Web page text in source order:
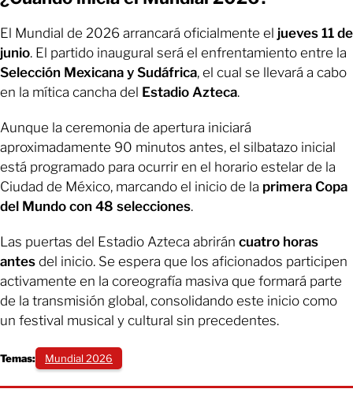
El Mundial de 2026 arrancará oficialmente el jueves 11 de
junio. El partido inaugural será el enfrentamiento entre la
Selección Mexicana y Sudáfrica, el cual se llevará a cabo
en la mítica cancha del Estadio Azteca.
Aunque la ceremonia de apertura iniciará
aproximadamente 90 minutos antes, el silbatazo inicial
está programado para ocurrir en el horario estelar de la
Ciudad de México, marcando el inicio de la primera Copa
del Mundo con 48 selecciones.
Las puertas del Estadio Azteca abrirán cuatro horas
antes del inicio. Se espera que los aficionados participen
activamente en la coreografía masiva que formará parte
de la transmisión global, consolidando este inicio como
un festival musical y cultural sin precedentes.
Temas: Mundial 2026